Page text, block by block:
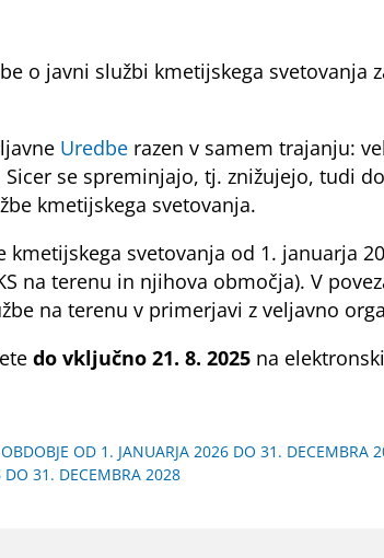
o javni službi kmetijskega svetovanja
Uredbe razen v samem trajanju:
se spreminjajo, tj. znižujejo, tudi
kmetijskega svetovanja.
svetovanja od 1. januarja
na terenu in njihova območja). V
na terenu v primerjavi z veljavno
do vključno 21. 8. 2025 na
OD 1. JANUARJA 2026 DO 31. DECEMBRA
DO 31. DECEMBRA 2028